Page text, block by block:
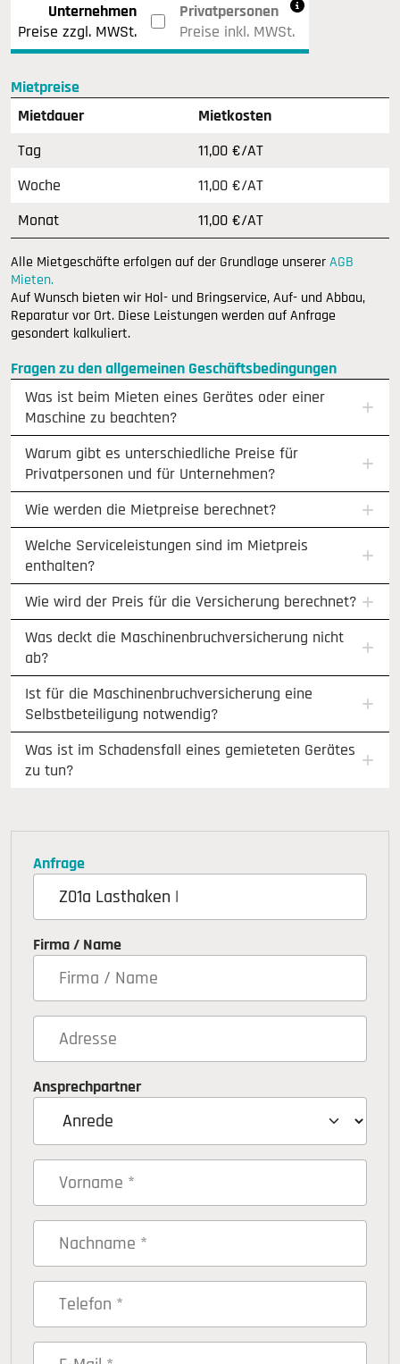
Unternehmen
Preise zzgl. MWSt.
Privatpersonen
Preise inkl. MWSt.
Mietpreise
Mietdauer
Mietkosten
Tag
11,00 €/AT
Woche
11,00 €/AT
Monat
11,00 €/AT
Alle Mietgeschäfte erfolgen auf der Grundlage unserer AGB
Mieten.
Auf Wunsch bieten wir Hol- und Bringservice, Auf- und Abbau,
Reparatur vor Ort. Diese Leistungen werden auf Anfrage
gesondert kalkuliert.
Fragen zu den allgemeinen Geschäftsbedingungen
Was ist beim Mieten eines Gerätes oder einer
Maschine zu beachten?
Warum gibt es unterschiedliche Preise für
Privatpersonen und für Unternehmen?
Wie werden die Mietpreise berechnet?
Welche Serviceleistungen sind im Mietpreis
enthalten?
Wie wird der Preis für die Versicherung berechnet?
Was deckt die Maschinenbruchversicherung nicht
ab?
Ist für die Maschinenbruchversicherung eine
Selbstbeteiligung notwendig?
Was ist im Schadensfall eines gemieteten Gerätes
zu tun?
Anfrage
Firma / Name
Ansprechpartner